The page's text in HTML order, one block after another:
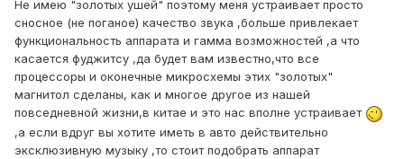
Не имею "золотых ушей" поэтому меня устраивает просто
сносное (не поганое) качество звука ,больше привлекает
функциональность аппарата и гамма возможностей ,а что
касается фуджитсу ,да будет вам известно,что все
процессоры и оконечные микросхемы этих "золотых"
магнитол сделаны, как и многое другое из нашей
повседневной жизни,в китае и это нас вполне устраивает
,а если вдруг вы хотите иметь в авто действительно
эксклюзивную музыку ,то стоит подобрать аппарат